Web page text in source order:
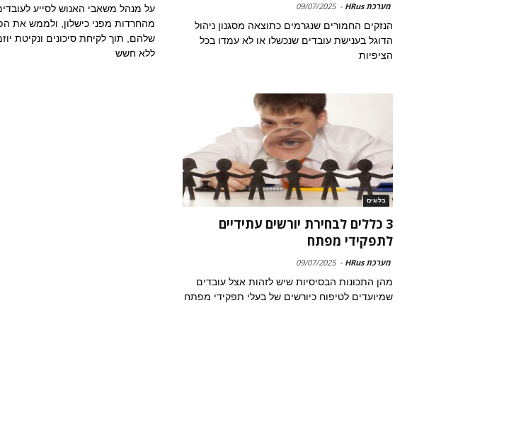
מערכת HRus -
09/07/2025
הנזקים החמורים שנגרמים כתוצאה מסגנון ניהול
הדוגל בענישת עובדים שנכשלו או לא עמדו בכל
הציפיות
על מנהל משאבי האנוש לסייע
מהחרדות מפני כישלון, ולממש את
שלהם, תוך לקיחת סיכונים ונקיטת
ללא חשש
בלוגים
3 כללים לבחירת יורשים עתידיים
לתפקידי מפתח
מערכת HRus -
09/07/2025
מהן התכונות הבסיסיות שיש לזהות אצל עובדים
שמיועדים לטיפוח כיורשים של בעלי תפקידי מפתח